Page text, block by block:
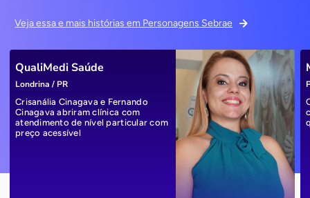
Veja essa e mais histórias em Personagens Sebrae
QualiMedi Saúde
Londrina / PR
Crisanália Cinagava e Fernando
Cinagava abriram clínica com
atendimento de nível particular com
preço acessível